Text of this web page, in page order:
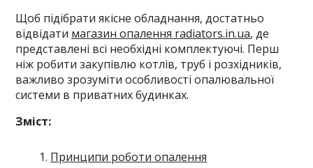
Щоб підібрати якісне обладнання, достатньо
відвідати магазин опалення radiators.in.ua, де
представлені всі необхідні комплектуючі. Перш
ніж робити закупівлю котлів, труб і розхідників,
важливо зрозуміти особливості опалювальної
системи в приватних будинках.
Зміст:
Принципи роботи опалення